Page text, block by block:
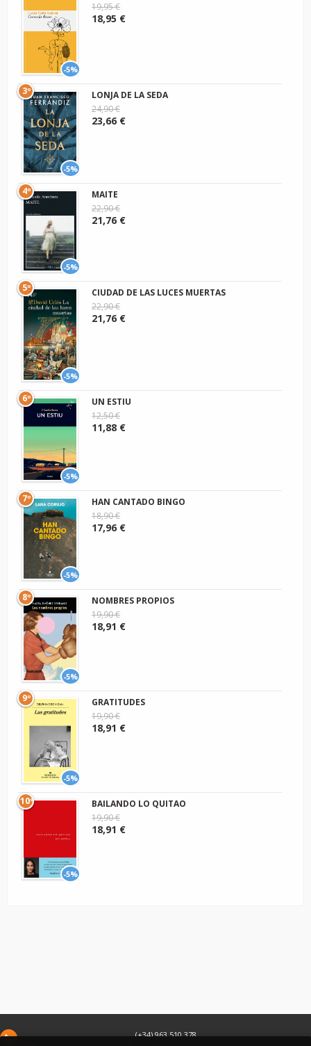
-5%
19,95 €
18,95 €
-5%
3º
LONJA DE LA SEDA
24,90 €
23,66 €
-5%
4º
MAITE
22,90 €
21,76 €
-5%
5º
CIUDAD DE LAS LUCES MUERTAS
22,90 €
21,76 €
-5%
6º
UN ESTIU
12,50 €
11,88 €
-5%
7º
HAN CANTADO BINGO
18,90 €
17,96 €
-5%
8º
NOMBRES PROPIOS
19,90 €
18,91 €
-5%
9º
GRATITUDES
19,90 €
18,91 €
-5%
10º
BAILANDO LO QUITAO
19,90 €
18,91 €
(+34) 963 510 378